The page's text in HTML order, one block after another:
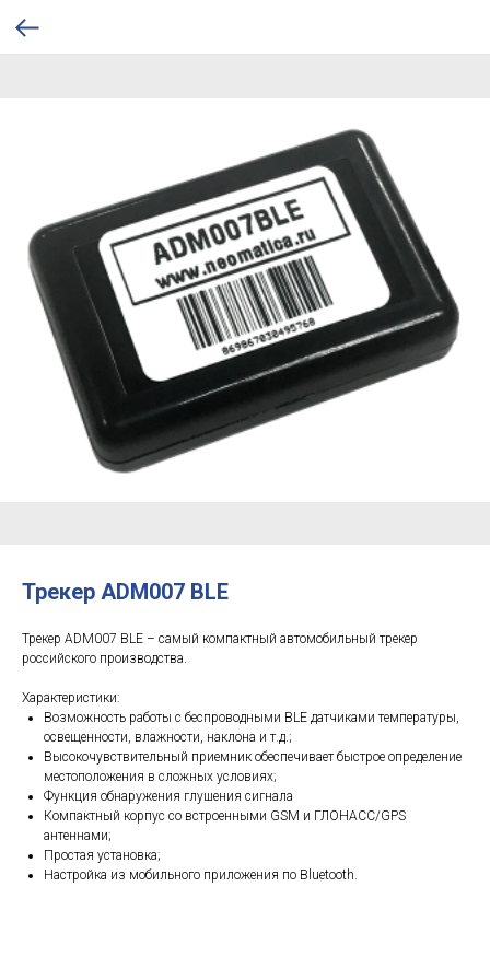
Трекер ADM007 BLE
Трекер ADM007 BLE – самый компактный автомобильный трекер
российского производства.
Характеристики:
Возможность работы с беспроводными BLE датчиками температуры,
освещенности, влажности, наклона и т.д.;
Высокочувствительный приемник обеспечивает быстрое определение
местоположения в сложных условиях;
Функция обнаружения глушения сигнала
Компактный корпус со встроенными GSM и ГЛОНАСС/GPS
антеннами;
Простая установка;
Настройка из мобильного приложения по Bluetooth.